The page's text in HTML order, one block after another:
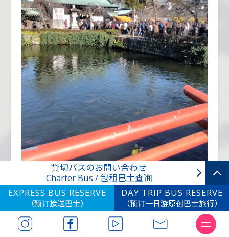
貸切バスのお問い合わせ
Charter Bus / 包租巴士查询
EXPRESS BUS RESERVE
（预订接送巴士）
DAY TRIP BUS RESERVE
（预订一日游原创巴士旅行）
東横インバスでは、静岡県・山梨県の貸切バスを随時受
付中です